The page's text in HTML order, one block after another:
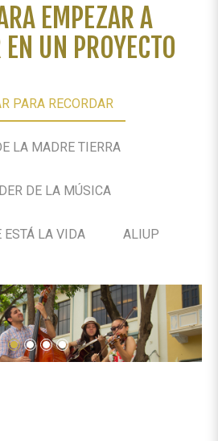
EMPEZAR A
UN PROYECTO
PARA RECORDAR
LA MADRE TIERRA
DE LA MÚSICA
ESTÁ LA VIDA ALIUP